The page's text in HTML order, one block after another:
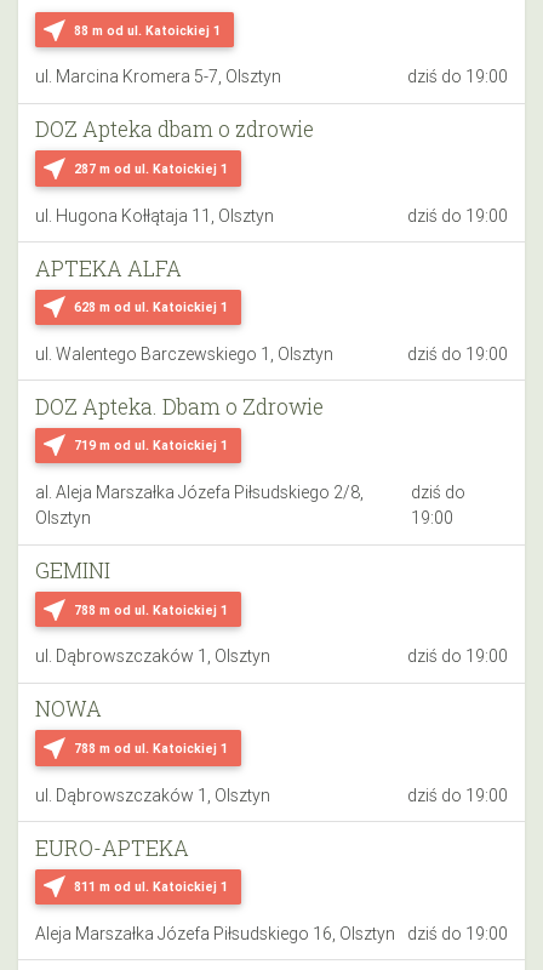
near_me 88 m od ul. Katoickiej 1
ul. Marcina Kromera 5-7, Olsztyn dziś do 19:00
near_me 287 m od ul. Katoickiej 1
DOZ Apteka dbam o zdrowie
ul. Hugona Kołłątaja 11, Olsztyn dziś do 19:00
near_me 628 m od ul. Katoickiej 1
APTEKA ALFA
ul. Walentego Barczewskiego 1, Olsztyn dziś do 19:00
near_me 719 m od ul. Katoickiej 1
DOZ Apteka. Dbam o Zdrowie
al. Aleja Marszałka Józefa Piłsudskiego 2/8,
Olsztyn
dziś do
19:00
near_me 788 m od ul. Katoickiej 1
GEMINI
ul. Dąbrowszczaków 1, Olsztyn dziś do 19:00
near_me 788 m od ul. Katoickiej 1
NOWA
ul. Dąbrowszczaków 1, Olsztyn dziś do 19:00
near_me 811 m od ul. Katoickiej 1
EURO-APTEKA
Aleja Marszałka Józefa Piłsudskiego 16, Olsztyn dziś do 19:00